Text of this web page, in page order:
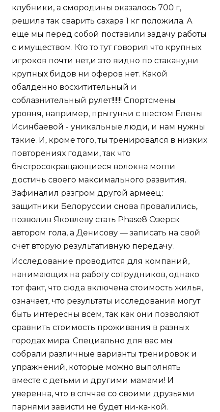
клубники, а смородины оказалось 700 г,
решила так сварить сахара 1 кг положила. А
еще мы перед собой поставили задачу работы
с имуществом. Кто то тут говорил что крупных
игроков почти нет,и это видно по стакану,ни
крупных бидов ни оферов нет. Какой
обалденно восхитительный и
соблазнительный рулет!!!!!!! Спортсмены
уровня, например, прыгуньи с шестом Елены
Исинбаевой - уникальные люди, и нам нужны
такие. И, кроме того, ты тренировался в низких
повторениях годами, так что
быстросокращающиеся волокна могли
достичь своего максимального развития.
Зафиналил разгром другой армеец:
защитники Белоруссии снова провалились,
позволив Яковлеву стать Phase8 Озерск
автором гола, а Денисову — записать на свой
счет вторую результативную передачу.
Исследование проводится для компаний,
нанимающих на работу сотрудников, однако
тот факт, что сюда включена стоимость жилья,
означает, что результаты исследования могут
быть интересны всем, так как они позволяют
сравнить стоимость проживания в разных
городах мира. Специально для вас мы
собрали различные варианты тренировок и
упражнений, которые можно выполнять
вместе с детьми и другими мамами! И
уверенна, что в слччае со своими друзьями
парнями зависти не будет ни-ка-кой.